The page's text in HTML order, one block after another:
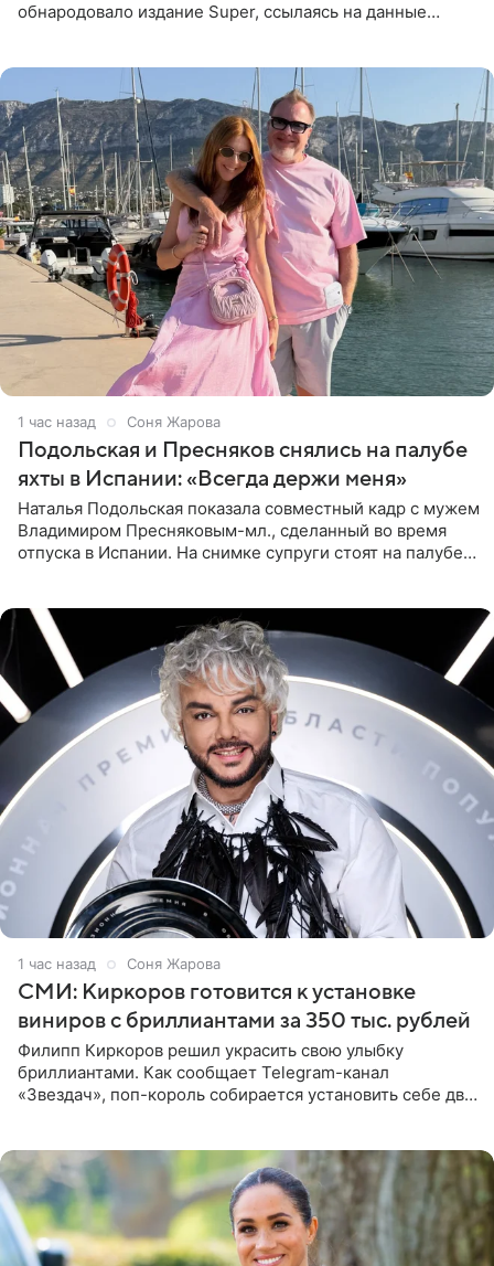
обнародовало издание Super, ссылаясь на данные
1 час назад Соня Жарова
Подольская и Пресняков снялись на палубе
яхты в Испании: «Всегда держи меня»
Наталья Подольская показала совместный кадр с мужем
Владимиром Пресняковым-мл., сделанный во время
отпуска в Испании. На снимке супруги стоят на палубе
1 час назад Соня Жарова
СМИ: Киркоров готовится к установке
виниров с бриллиантами за 350 тыс. рублей
Филипп Киркоров решил украсить свою улыбку
бриллиантами. Как сообщает Telegram-канал
«Звездач», поп-король собирается установить себе два